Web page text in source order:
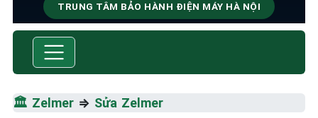
TRUNG TÂM BẢO HÀNH ĐIỆN MÁY HÀ NỘI
SỬA CHỮA & BẢO HÀNH
Thiểu
🏛️ Zelmer ⇒ Sửa Zelmer